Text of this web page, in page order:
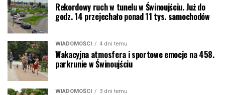
Rekordowy ruch w tunelu w Świnoujściu. Już do
godz. 14 przejechało ponad 11 tys. samochodów
WIADOMOŚCI 4 dni temu
Wakacyjna atmosfera i sportowe emocje na 458.
parkrunie w Świnoujściu
WIADOMOŚCI 3 dni temu